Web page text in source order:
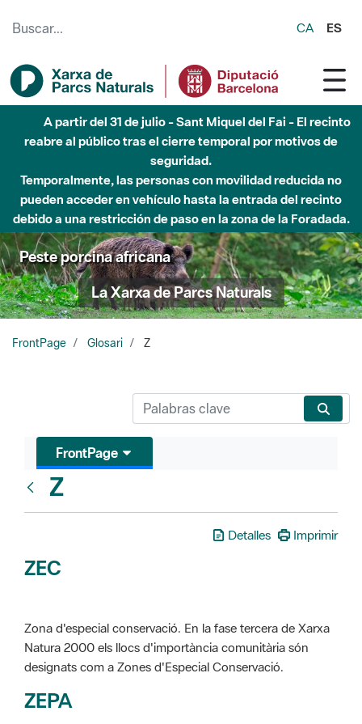
CA ES
A partir del 31 de julio - Sant Miquel del Fai - El recinto
reabre al público tras el cierre temporal por motivos de
seguridad.
Temporalmente, las personas con movilidad reducida no
pueden acceder en vehículo hasta la entrada del recinto
debido a una restricción de paso en la zona de la Foradada.
Peste porcina africana
La Xarxa de Parcs Naturals
FrontPage Glosari Z
FrontPage
Z
Detalles Imprimir
ZEC
Zona d'especial conservació. En la fase tercera de Xarxa
Natura 2000 els llocs d'importància comunitària són
designats com a Zones d'Especial Conservació.
ZEPA